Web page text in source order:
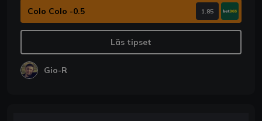
Colo Colo -0.5 1.85
Läs tipset
Gio-R